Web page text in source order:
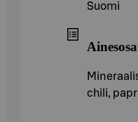
Suomi
chili,